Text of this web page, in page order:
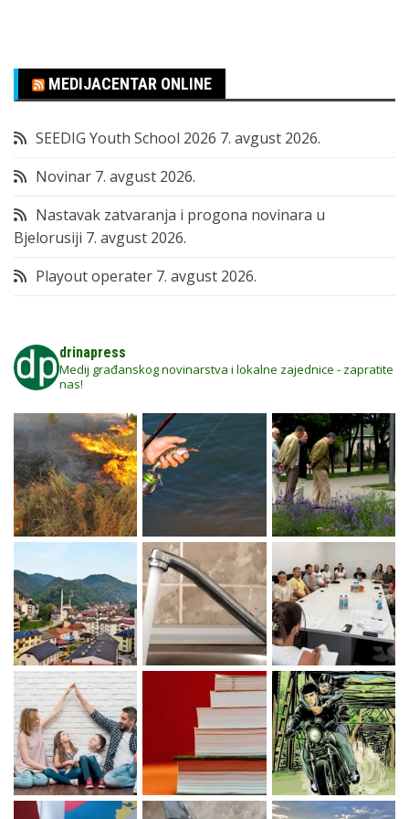
MEDIJACENTAR ONLINE
SEEDIG Youth School 2026 7. avgust 2026.
Novinar 7. avgust 2026.
Nastavak zatvaranja i progona novinara u
Bjelorusiji 7. avgust 2026.
Playout operater 7. avgust 2026.
drinapress
Medij građanskog novinarstva i lokalne zajednice - zapratite
nas!